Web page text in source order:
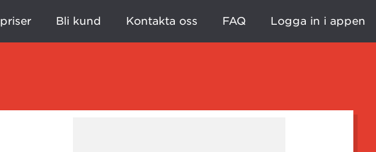
Bli kund Kontakta oss FAQ Logga in i appen